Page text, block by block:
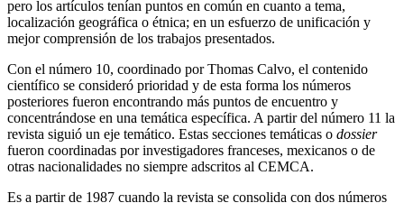
pero los artículos tenían puntos en común en cuanto a tema,
localización geográfica o étnica; en un esfuerzo de unificación y
mejor comprensión de los trabajos presentados.
Con el número 10, coordinado por Thomas Calvo, el contenido
científico se consideró prioridad y de esta forma los números
posteriores fueron encontrando más puntos de encuentro y
concentrándose en una temática específica. A partir del número 11 la
revista siguió un eje temático. Estas secciones temáticas o dossier
fueron coordinadas por investigadores franceses, mexicanos o de
otras nacionalidades no siempre adscritos al CEMCA.
Es a partir de 1987 cuando la revista se consolida con dos números